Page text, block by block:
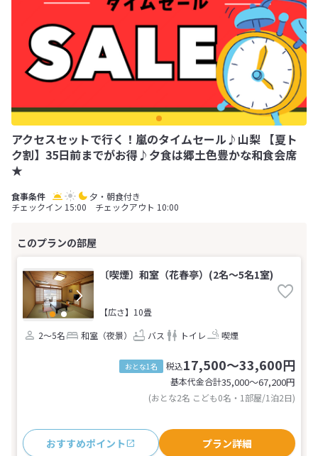
アクセスセットで行く！嵐のタイムセール♪山梨 【夏ト
ク割】35日前までがお得♪夕食は郷土色豊かな和食会席
★
夕・朝食付き
チェックイン 15:00 チェックアウト 10:00
〔喫煙〕和室（花春亭）(2名～5名1室)
【広さ】10畳
2～5名
和室（夜景） バス トイレ 喫煙
おとな1名 税込17,500～33,600円
基本代金合計35,000〜67,200円
(おとな2名 こども0名・1部屋/1泊2日)
おすすめポイント プラン詳細